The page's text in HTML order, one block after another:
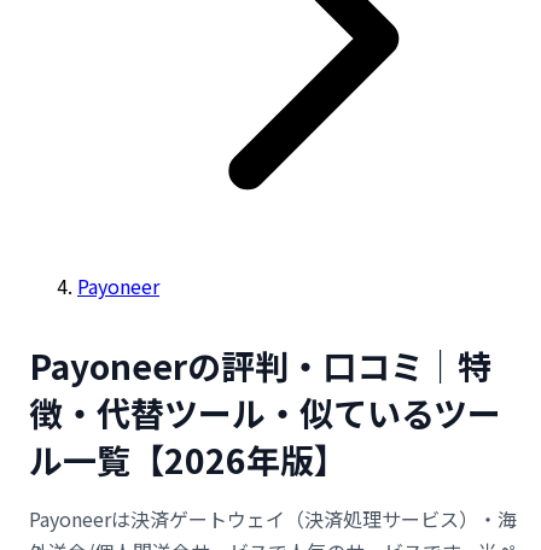
Payoneer
Payoneerの評判・口コミ｜特
徴・代替ツール・似ているツー
ル一覧【2026年版】
Payoneerは決済ゲートウェイ（決済処理サービス）・海